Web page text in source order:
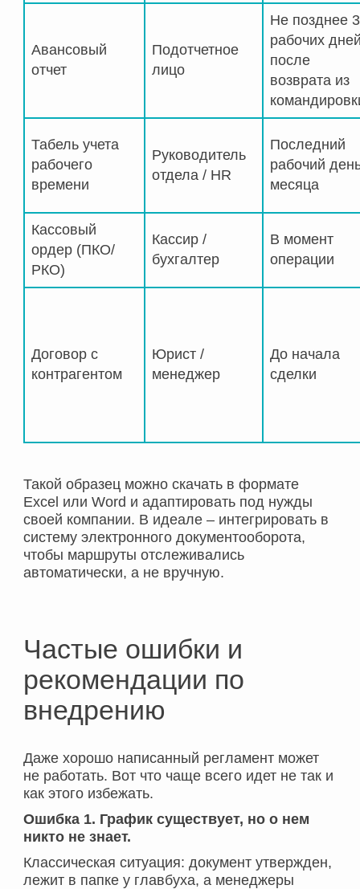
Авансовый
отчет
Подотчетное
лицо
Не позднее 3
рабочих
после
возврата из
Табель учета
рабочего
времени
Руководитель
отдела / HR
Последний
рабочий
месяца
Кассовый
ордер (ПКО/
РКО)
Кассир /
бухгалтер
В момент
операции
Договор с
контрагентом
Юрист /
менеджер
До начала
сделки
Такой образец можно скачать в формате
Excel или Word и адаптировать под нужды
своей компании. В идеале – интегрировать в
систему электронного документооборота,
чтобы маршруты отслеживались
автоматически, а не вручную.
Частые ошибки и
рекомендации по
внедрению
Даже хорошо написанный регламент может
не работать. Вот что чаще всего идет не так и
как этого избежать.
Ошибка 1. График существует, но о нем
никто не знает.
Классическая ситуация: документ утвержден,
лежит в папке у главбуха, а менеджеры